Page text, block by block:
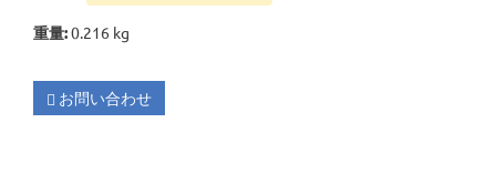
重量:0.216 kg
お問い合わせ